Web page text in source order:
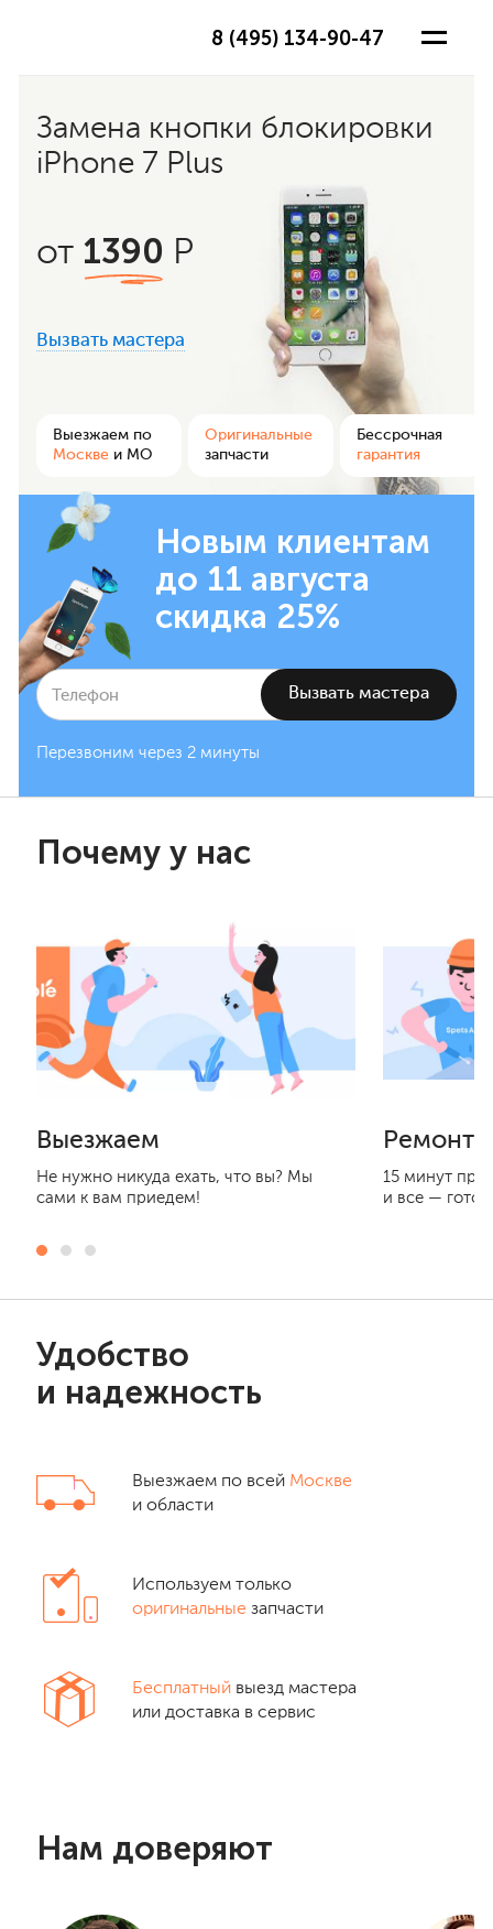
8 (495) 134-90-47
Замена кнопки блокировки
iPhone 7 Plus
от 1390 Р
Вызвать мастера
Выезжаем по
Москве и МО
Оригинальные
запчасти
Бессрочная
гарантия
Новым клиентам
до 11 августа
скидка 25%
Перезвоним через 2 минуты
Почему у нас
Выезжаем
Не нужно никуда ехать, что вы? Мы
сами к вам приедем!
15 минут
и все —
Удобство
и надежность
Выезжаем по всей Москве
и области
Используем только
оригинальные запчасти
Бесплатный выезд мастера
или доставка в сервис
Нам доверяют